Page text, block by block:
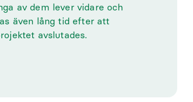
av dem lever vidare och
även lång tid efter att
avslutades.